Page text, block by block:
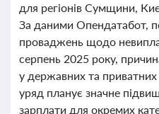
для регіонів Сумщини,
За даними Опендатабот,
проваджень щодо
серпень 2025 року,
у державних та
уряд планує значне
зарплати для окремих